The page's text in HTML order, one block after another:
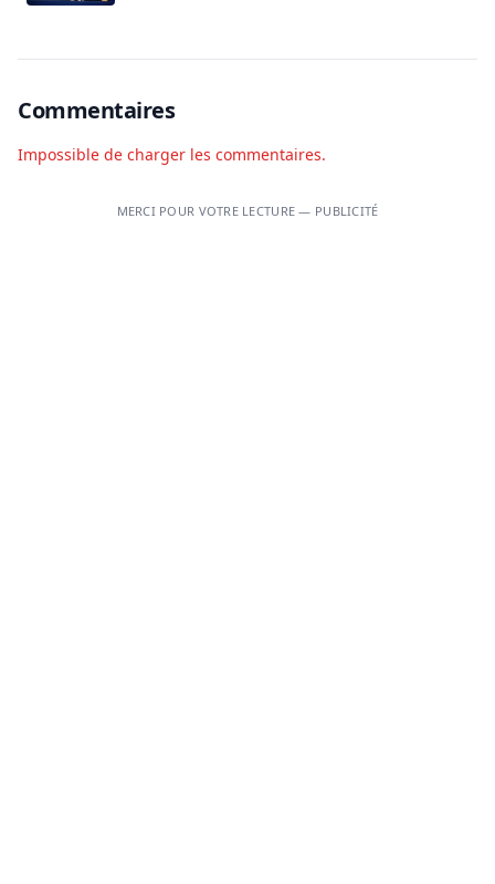
Commentaires
Impossible de charger les commentaires.
MERCI POUR VOTRE LECTURE — PUBLICITÉ